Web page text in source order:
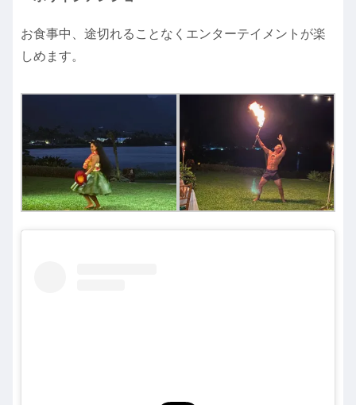
お食事中、途切れることなくエンターテイメントが楽
しめます。